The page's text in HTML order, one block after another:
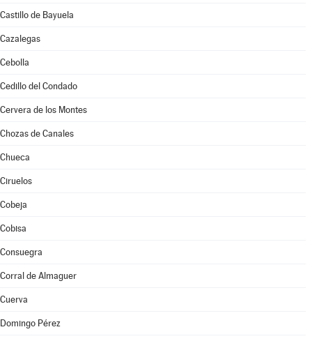
Castillo de Bayuela
Cazalegas
Cebolla
Cedillo del Condado
Cervera de los Montes
Chozas de Canales
Chueca
Ciruelos
Cobeja
Cobisa
Consuegra
Corral de Almaguer
Cuerva
Domingo Pérez